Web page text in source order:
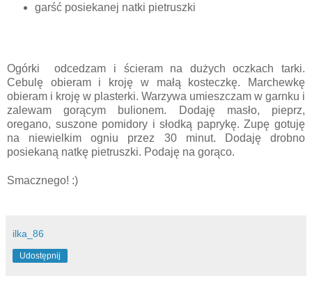
garść posiekanej natki pietruszki
Ogórki odcedzam i ścieram na dużych oczkach tarki.
Cebulę obieram i kroję w małą kosteczkę. Marchewkę
obieram i kroję w plasterki. Warzywa umieszczam w garnku i
zalewam gorącym bulionem. Dodaję masło, pieprz,
oregano, suszone pomidory i słodką paprykę. Zupę gotuję
na niewielkim ogniu przez 30 minut. Dodaję drobno
posiekaną natkę pietruszki. Podaję na gorąco.
Smacznego! :)
ilka_86
Udostępnij